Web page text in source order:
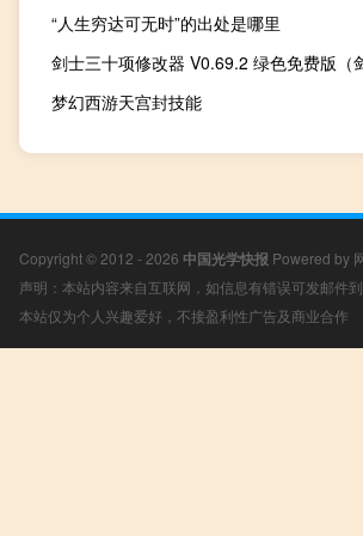
“人生穷达可无时”的出处是哪里
梦幻西游天宫封技能
Copyright © 2012 - 2026 中国光学快报 Powered by
声明：本站内容来自互联网，如信息有错误可发邮件
本站仅为个人兴趣爱好，不接盈利性广告及商业合作